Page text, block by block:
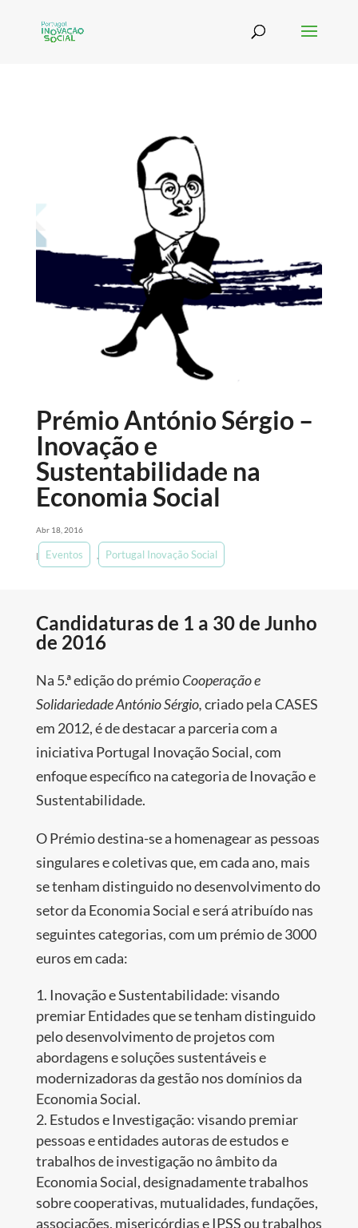
Prémio António Sérgio –
Inovação e
Sustentabilidade na
Economia Social
Abr 18, 2016
| Eventos Portugal Inovação Social
Candidaturas de 1 a 30 de Junho
de 2016
Na 5.ª edição do prémioCooperação e
Solidariedade António Sérgio,criado pela CASES
em 2012, é de destacar a parceria com a
iniciativa Portugal Inovação Social, com
enfoque específico na categoria de Inovação e
Sustentabilidade.
O Prémio destina-se a homenagear as pessoas
singulares e coletivas que, em cada ano, mais
se tenham distinguido no desenvolvimento do
setor da Economia Social e será atribuído nas
seguintes categorias, com um prémio de 3000
euros em cada:
Inovação e Sustentabilidade: visando
premiar Entidades que se tenham distinguido
pelo desenvolvimento de projetos com
abordagens e soluções sustentáveis e
modernizadoras da gestão nos domínios da
Economia Social.
Estudos e Investigação: visando premiar
pessoas e entidades autoras de estudos e
trabalhos de investigação no âmbito da
Economia Social, designadamente trabalhos
sobre cooperativas, mutualidades, fundações,
associações, misericórdias e IPSS ou trabalhos